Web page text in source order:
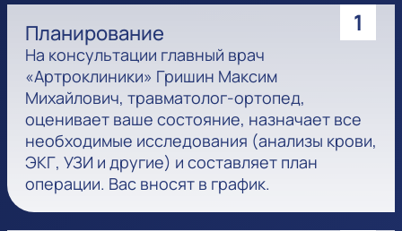
1
Планирование
На консультации главный врач
«Артроклиники» Гришин Максим
Михайлович, травматолог-ортопед,
оценивает ваше состояние, назначает все
необходимые исследования (анализы крови,
ЭКГ, УЗИ и другие) и составляет план
операции. Вас вносят в график.